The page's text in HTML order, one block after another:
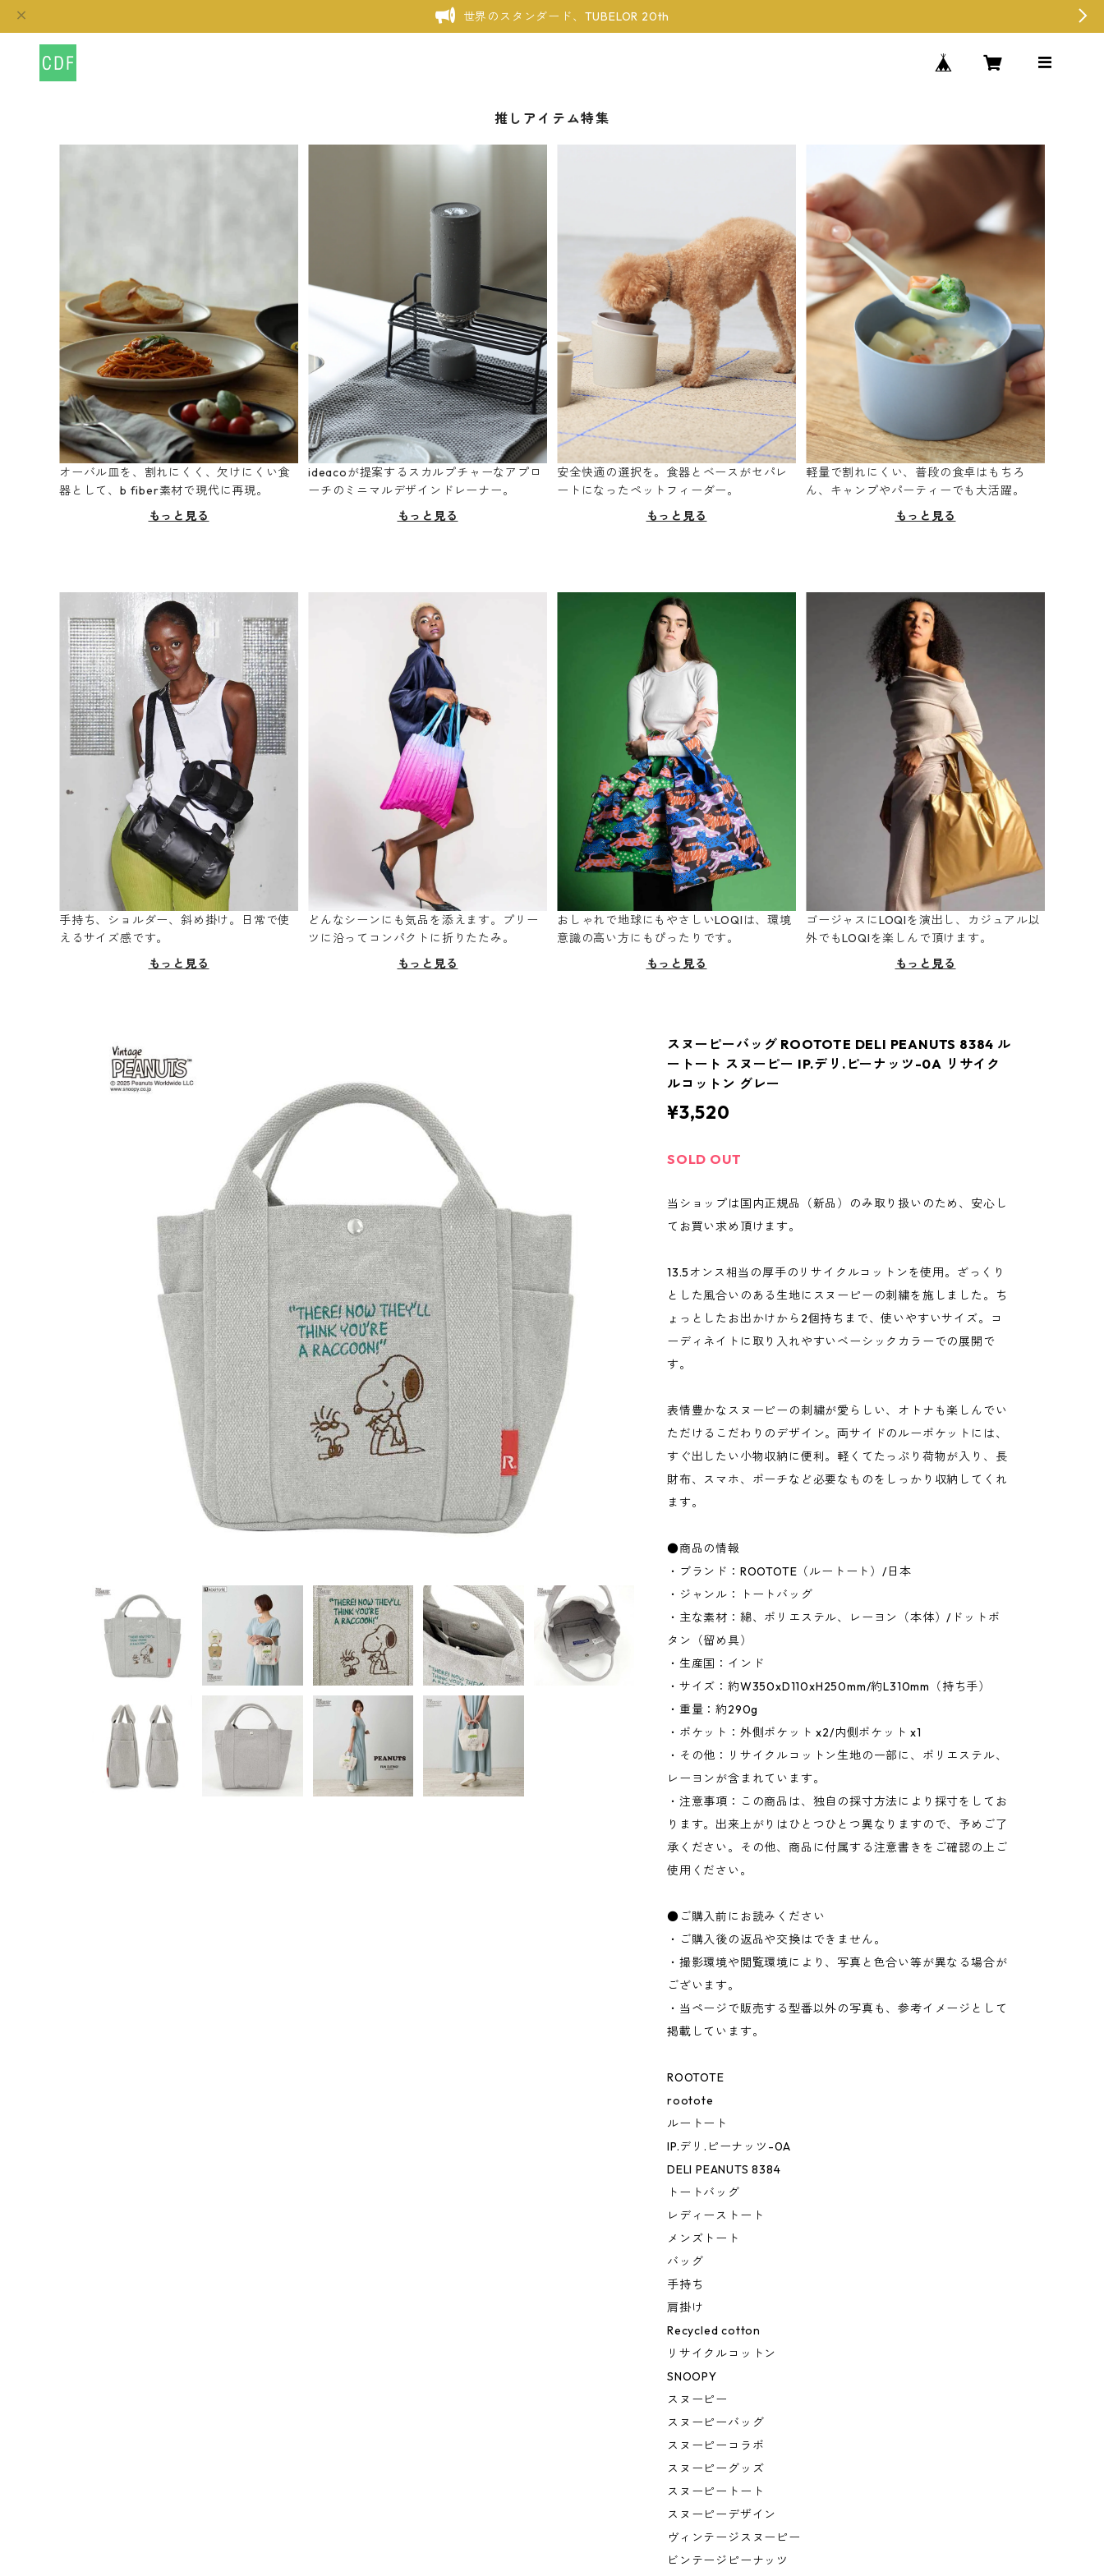
世界のスタンダード、TUBELOR 20th
推しアイテム特集
オーバル皿を、割れにくく、欠けにくい食
器として、b fiber素材で現代に再現。
もっと見る
ideacoが提案するスカルプチャーなアプロ
ーチのミニマルデザインドレーナー。
もっと見る
安全快適の選択を。食器とベースがセパレ
ートになったペットフィーダー。
もっと見る
軽量で割れにくい、普段の食卓はもちろ
ん、キャンプやパーティーでも大活躍。
もっと見る
手持ち、ショルダー、斜め掛け。日常で使
えるサイズ感です。
もっと見る
どんなシーンにも気品を添えます。プリー
ツに沿ってコンパクトに折りたたみ。
もっと見る
おしゃれで地球にもやさしいLOQIは、環境
意識の高い方にもぴったりです。
もっと見る
ゴージャスにLOQIを演出し、カジュアル以
外でもLOQIを楽しんで頂けます。
もっと見る
スヌーピーバッグ ROOTOTE DELI PEANUTS 8384 ル
ートート スヌーピー IP.デリ.ピーナッツ-0A リサイク
ルコットン グレー
¥3,520
SOLD OUT
当ショップは国内正規品（新品）のみ取り扱いのため、安心し
てお買い求め頂けます。
13.5オンス相当の厚手のリサイクルコットンを使用。ざっくり
とした風合いのある生地にスヌーピーの刺繍を施しました。ち
ょっとしたお出かけから2個持ちまで、使いやすいサイズ。コ
ーディネイトに取り入れやすいベーシックカラーでの展開で
す。
表情豊かなスヌーピーの刺繍が愛らしい、オトナも楽しんでい
ただけるこだわりのデザイン。両サイドのルーポケットには、
すぐ出したい小物収納に便利。軽くてたっぷり荷物が入り、長
財布、スマホ、ポーチなど必要なものをしっかり収納してくれ
ます。
●商品の情報
・ブランド：ROOTOTE（ルートート）/日本
・ジャンル：トートバッグ
・主な素材：綿、ポリエステル、レーヨン（本体）/ドットボ
タン（留め具）
・生産国：インド
・サイズ：約W350xD110xH250mm/約L310mm（持ち手）
・重量：約290g
・ポケット：外側ポケット x2/内側ポケット x1
・その他：リサイクルコットン生地の一部に、ポリエステル、
レーヨンが含まれています。
・注意事項：この商品は、独自の採寸方法により採寸をしてお
ります。出来上がりはひとつひとつ異なりますので、予めご了
承ください。その他、商品に付属する注意書きをご確認の上ご
使用ください。
●ご購入前にお読みください
・ご購入後の返品や交換はできません。
・撮影環境や閲覧環境により、写真と色合い等が異なる場合が
ございます。
・当ページで販売する型番以外の写真も、参考イメージとして
掲載しています。
ROOTOTE
rootote
ルートート
IP.デリ.ピーナッツ-0A
DELI PEANUTS 8384
トートバッグ
レディーストート
メンズトート
バッグ
手持ち
肩掛け
Recycled cotton
リサイクルコットン
SNOOPY
スヌーピー
スヌーピーバッグ
スヌーピーコラボ
スヌーピーグッズ
スヌーピートート
スヌーピーデザイン
ヴィンテージスヌーピー
ビンテージピーナッツ